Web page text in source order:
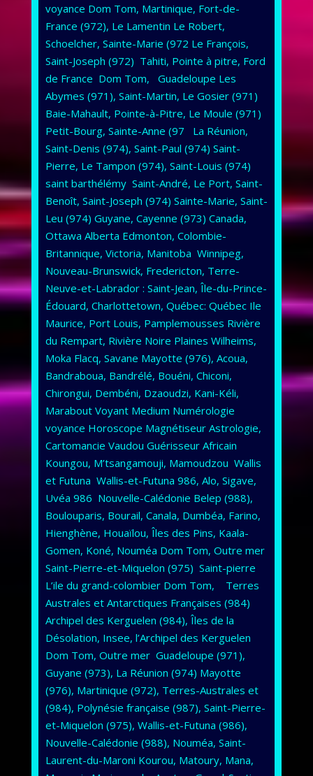
voyance Dom Tom, Martinique, Fort-de-
France (972), Le Lamentin Le Robert,
Schoelcher, Sainte-Marie (972 Le François,
Saint-Joseph (972) Tahiti, Pointe à pitre, Ford
de France Dom Tom, Guadeloupe Les
Abymes (971), Saint-Martin, Le Gosier (971)
Baie-Mahault, Pointe-à-Pitre, Le Moule (971)
Petit-Bourg, Sainte-Anne (97 La Réunion,
Saint-Denis (974), Saint-Paul (974) Saint-
Pierre, Le Tampon (974), Saint-Louis (974)
saint barthélémy Saint-André, Le Port, Saint-
Benoît, Saint-Joseph (974) Sainte-Marie, Saint-
Leu (974) Guyane, Cayenne (973) Canada,
Ottawa Alberta Edmonton, Colombie-
Britannique, Victoria, Manitoba Winnipeg,
Nouveau-Brunswick, Fredericton, Terre-
Neuve-et-Labrador : Saint-Jean, Île-du-Prince-
Édouard, Charlottetown, Québec: Québec Ile
Maurice, Port Louis, Pamplemousses Rivière
du Rempart, Rivière Noire Plaines Wilheims,
Moka Flacq, Savane Mayotte (976), Acoua,
Bandraboua, Bandrélé, Bouéni, Chiconi,
Chirongui, Dembéni, Dzaoudzi, Kani-Kéli,
Marabout Voyant Medium Numérologie
voyance Horoscope Magnétiseur Astrologie,
Cartomancie Vaudou Guérisseur Africain
Koungou, M’tsangamouji, Mamoudzou Wallis
et Futuna Wallis-et-Futuna 986, Alo, Sigave,
Uvéa 986 Nouvelle-Calédonie Belep (988),
Boulouparis, Bourail, Canala, Dumbéa, Farino,
Hienghène, Houaïlou, Îles des Pins, Kaala-
Gomen, Koné, Nouméa Dom Tom, Outre mer
Saint-Pierre-et-Miquelon (975) Saint-pierre
L’ile du grand-colombier Dom Tom, Terres
Australes et Antarctiques Françaises (984)
Archipel des Kerguelen (984), Îles de la
Désolation, Insee, l’Archipel des Kerguelen
Dom Tom, Outre mer Guadeloupe (971),
Guyane (973), La Réunion (974) Mayotte
(976), Martinique (972), Terres-Australes et
(984), Polynésie française (987), Saint-Pierre-
et-Miquelon (975), Wallis-et-Futuna (986),
Nouvelle-Calédonie (988), Nouméa, Saint-
Laurent-du-Maroni Kourou, Matoury, Mana,